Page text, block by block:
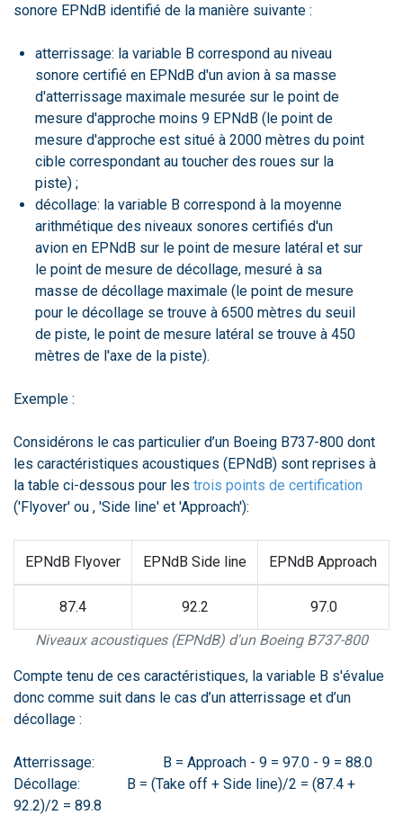
sonore EPNdB identifié de la manière suivante :
atterrissage: la variable B correspond au niveau
sonore certifié en EPNdB d'un avion à sa masse
d'atterrissage maximale mesurée sur le point de
mesure d'approche moins 9 EPNdB (le point de
mesure d'approche est situé à 2000 mètres du point
cible correspondant au toucher des roues sur la
piste) ;
décollage: la variable B correspond à la moyenne
arithmétique des niveaux sonores certifiés d'un
avion en EPNdB sur le point de mesure latéral et sur
le point de mesure de décollage, mesuré à sa
masse de décollage maximale (le point de mesure
pour le décollage se trouve à 6500 mètres du seuil
de piste, le point de mesure latéral se trouve à 450
mètres de l'axe de la piste).
Exemple :
Considérons le cas particulier d’un Boeing B737-800 dont
les caractéristiques acoustiques (EPNdB) sont reprises à
la table ci-dessous pour les trois points de certification
('Flyover' ou , 'Side line' et 'Approach'):
Niveaux acoustiques (EPNdB) d'un Boeing B737-800
EPNdB Flyover EPNdB Side line EPNdB Approach
87.4 92.2 97.0
Compte tenu de ces caractéristiques, la variable B s'évalue
donc comme suit dans le cas d’un atterrissage et d’un
décollage :
Atterrissage: B = Approach - 9 = 97.0 - 9 = 88.0
Décollage: B = (Take off + Side line)/2 = (87.4 +
92.2)/2 = 89.8